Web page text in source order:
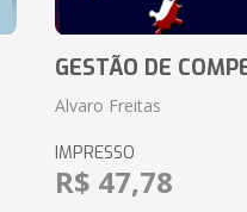
GESTÃO DE
Alvaro Freitas
IMPRESSO
R$ 47,78